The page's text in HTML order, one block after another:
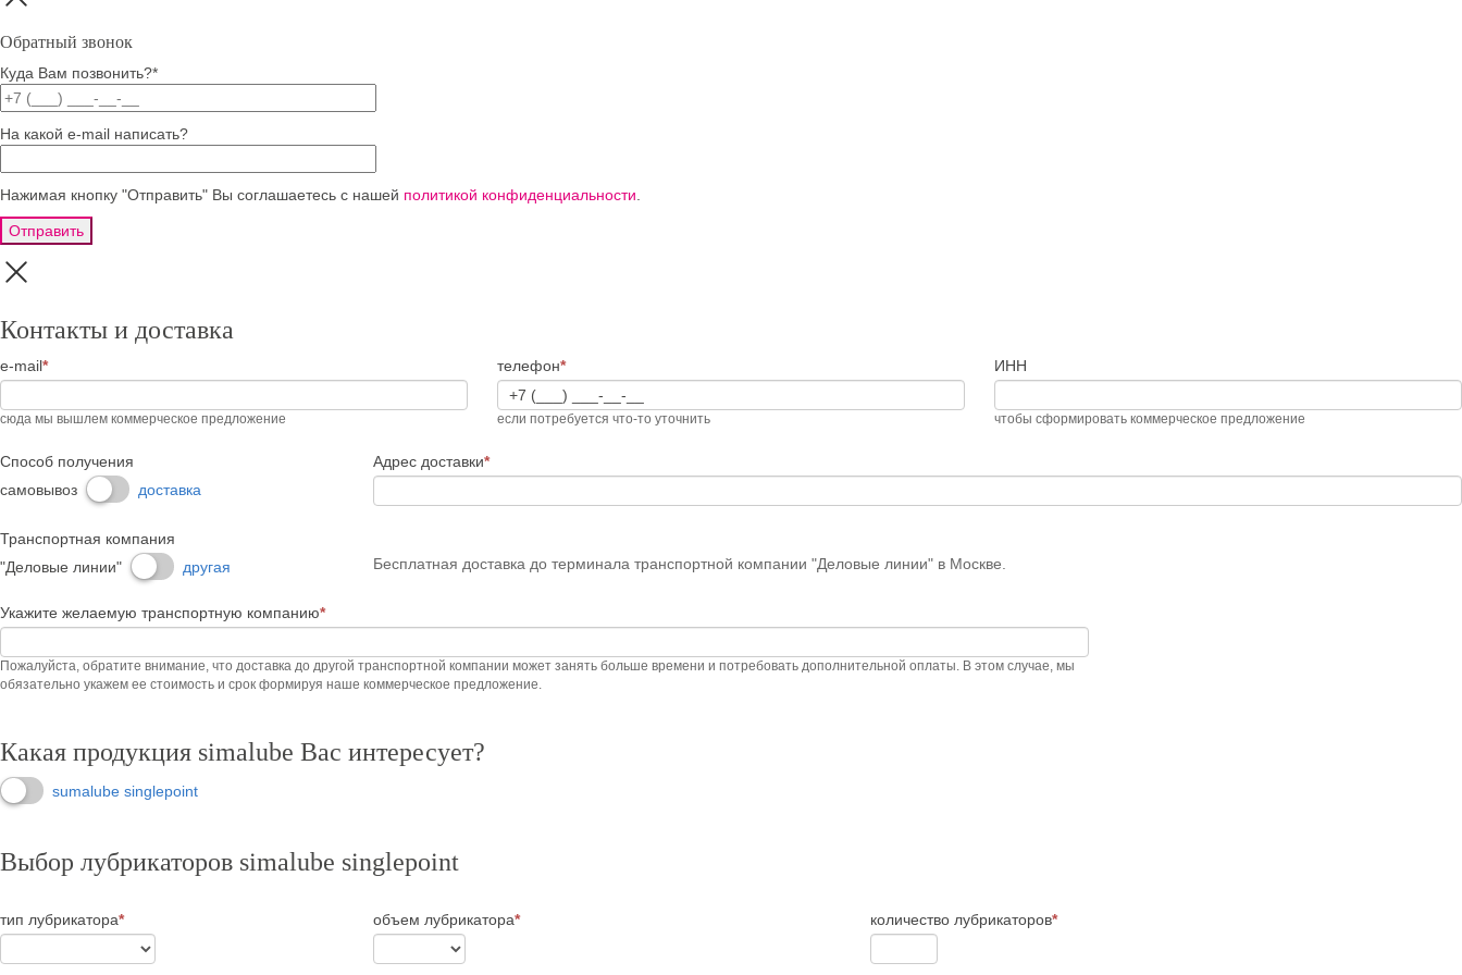
Обратный звонок
Куда Вам позвонить?*
На какой e-mail написать?
Нажимая кнопку "Отправить" Вы соглашаетесь с нашей политикой конфиденциальности.
цены
Контакты и доставка
e-mail*
сюда мы вышлем коммерческое предложение
телефон*
если потребуется что-то уточнить
ИНН
чтобы сформировать коммерческое предложение
Способ получения
самовывоз
доставка
Адрес доставки*
Транспортная компания
"Деловые линии"
другая Бесплатная доставка до терминала транспортной компании "Деловые линии" в Москве.
Укажите желаемую транспортную компанию*
Пожалуйста, обратите внимание, что доставка до другой транспортной компании может занять больше времени и потребовать дополнительной оплаты. В этом случае, мы
обязательно укажем ее стоимость и срок формируя наше коммерческое предложение.
Какая продукция simalube Вас интересует?
sumalube singlepoint
Выбор лубрикаторов simalube singlepoint
тип лубрикатора* объем лубрикатора* количество лубрикаторов*
вы
оставьте
поле